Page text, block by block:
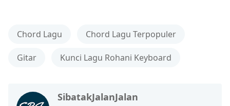
Chord Lagu Chord Lagu Terpopuler
Gitar Kunci Lagu Rohani Keyboard
SibatakJalanJalan